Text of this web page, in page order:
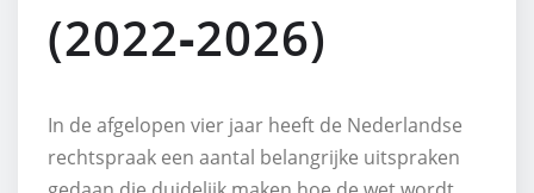
(2022‑2026)
In de afgelopen vier jaar heeft de Nederlandse
rechtspraak een aantal belangrijke uitspraken